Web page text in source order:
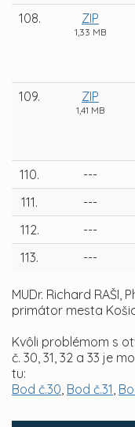
108. ZIP
1,33 MB
109. ZIP
1,41 MB
110. ---
111. ---
112. ---
113. ---
MUDr. Richard RAŠI,
primátor mesta
Kvôli problémom s
č. 30, 31, 32 a 33 je
tu:
Bod č.30, Bod č.31,